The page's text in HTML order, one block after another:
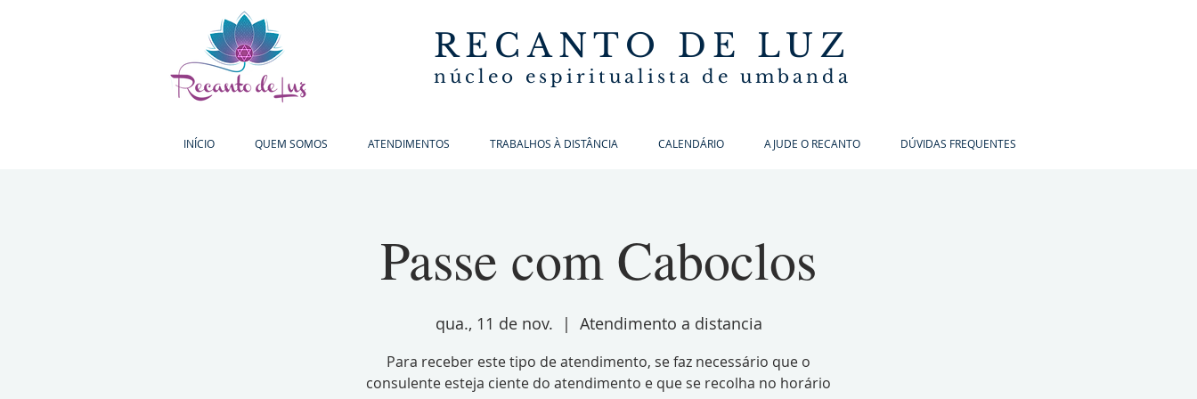
RECANTO DE LUZ
núcleo espiritualista de umbanda
INÍCIO QUEM SOMOS ATENDIMENTOS TRABALHOS À DISTÂNCIA CALENDÁRIO AJUDE O RECANTO DÚVIDAS FREQUENTES
Passe com Caboclos
qua., 11 de nov.
  |
Atendimento a distancia
Para receber este tipo de atendimento, se faz necessário que o
consulente esteja ciente do atendimento e que se recolha no horário